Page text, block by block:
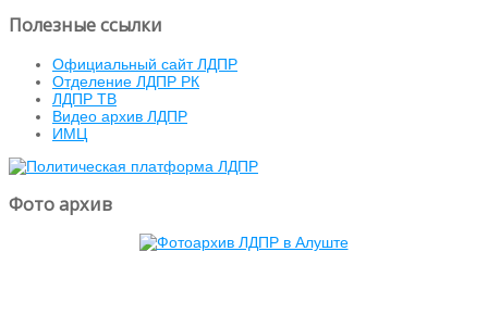
Полезные ссылки
Официальный сайт ЛДПР
Отделение ЛДПР РК
ЛДПР ТВ
Видео архив ЛДПР
ИМЦ
Фото архив